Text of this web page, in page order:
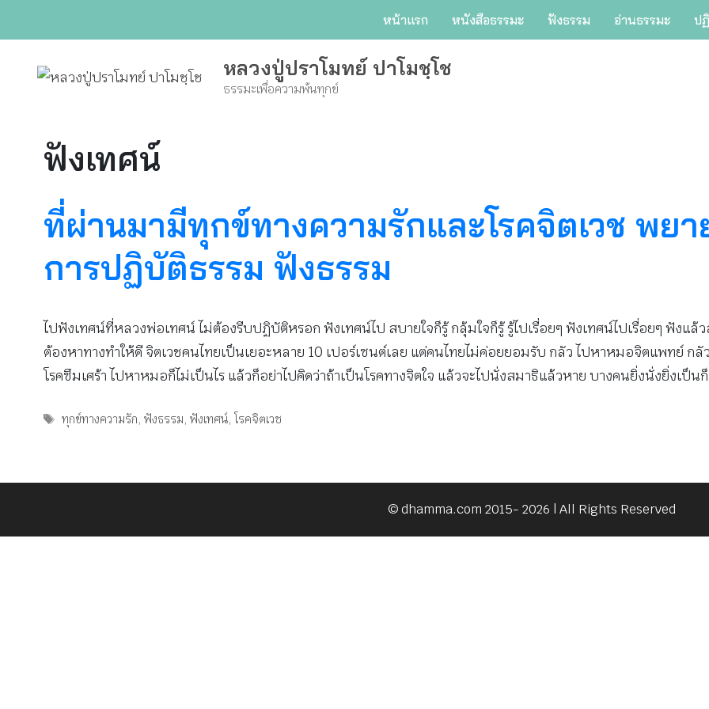
หน้าแรก หนังสือธรรมะ ฟังธรรม อ่านธรรมะ ป
หลวงปู่ปราโมทย์ ปาโมชฺโช
ธรรมะเพื่อความพ้นทุกข์
ฟังเทศน์
ที่ผ่านมามีทุกข์ทางความรักและโรคจิตเวช พย
การปฏิบัติธรรม ฟังธรรม
ไปฟังเทศน์ที่หลวงพ่อเทศน์ ไม่ต้องรีบปฏิบัติหรอก ฟังเทศน์ไป สบายใจก็รู้ กลุ้มใจก็รู้ รู้ไปเรื่อยๆ ฟังเทศน์ไปเรื่อยๆ ฟังแล้
ต้องหาทางทำให้ดี จิตเวชคนไทยเป็นเยอะหลาย 10 เปอร์เซนต์เลย แต่คนไทยไม่ค่อยยอมรับ กลัว ไปหาหมอจิตแพทย์ กลั
โรคซึมเศร้า ไปหาหมอก็ไม่เป็นไร แล้วก็อย่าไปคิดว่าถ้าเป็นโรคทางจิตใจ แล้วจะไปนั่งสมาธิแล้วหาย บางคนยิ่งนั่งยิ่งเป็น
Tags
ทุกข์ทางความรัก,ฟังธรรม,ฟังเทศน์,โรคจิตเวช
© dhamma.com 2015- 2026 | All Rights Reserved